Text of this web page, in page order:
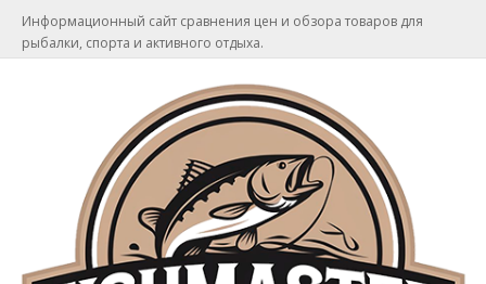
Информационный сайт сравнения цен и обзора товаров для
рыбалки, спорта и активного отдыха.